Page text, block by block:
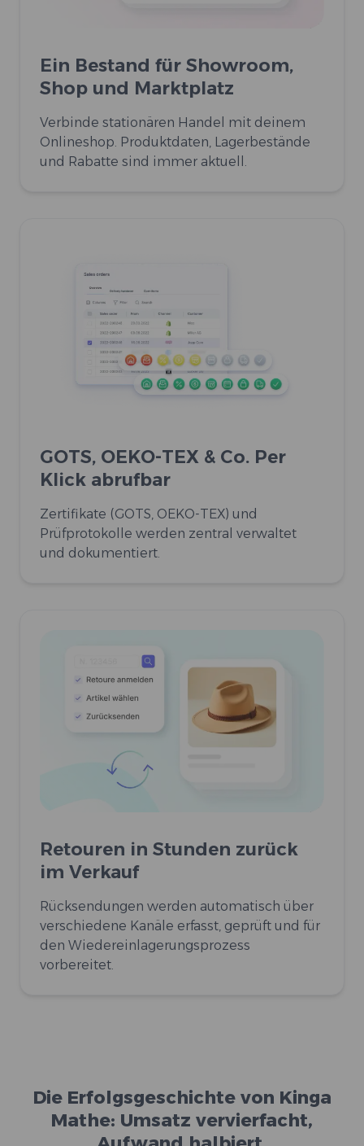
Ein Bestand für Showroom,
Shop und Marktplatz
Verbinde stationären Handel mit deinem
Onlineshop. Produktdaten, Lagerbestände
und Rabatte sind immer aktuell.
GOTS, OEKO-TEX & Co. Per
Klick abrufbar
Zertifikate (GOTS, OEKO-TEX) und
Prüfprotokolle werden zentral verwaltet
und dokumentiert.
Retouren in Stunden zurück
im Verkauf
Rücksendungen werden automatisch über
verschiedene Kanäle erfasst, geprüft und für
den Wiedereinlagerungsprozess
vorbereitet.
Die Erfolgsgeschichte von Kinga
Mathe: Umsatz vervierfacht,